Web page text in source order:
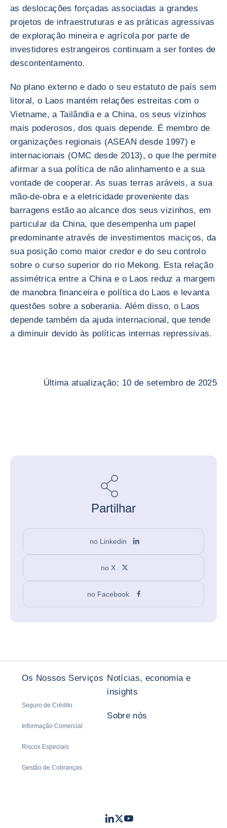
as deslocações forçadas associadas a grandes
projetos de infraestruturas e as práticas agressivas
de exploração mineira e agrícola por parte de
investidores estrangeiros continuam a ser fontes de
descontentamento.
No plano externo e dado o seu estatuto de país sem
litoral, o Laos mantém relações estreitas com o
Vietname, a Tailândia e a China, os seus vizinhos
mais poderosos, dos quais depende. É membro de
organizações regionais (ASEAN desde 1997) e
internacionais (OMC desde 2013), o que lhe permite
afirmar a sua política de não alinhamento e a sua
vontade de cooperar. As suas terras aráveis, a sua
mão-de-obra e a eletricidade proveniente das
barragens estão ao alcance dos seus vizinhos, em
particular da China, que desempenha um papel
predominante através de investimentos maciços, da
sua posição como maior credor e do seu controlo
sobre o curso superior do rio Mekong. Esta relação
assimétrica entre a China e o Laos reduz a margem
de manobra financeira e política do Laos e levanta
questões sobre a soberania. Além disso, o Laos
depende também da ajuda internacional, que tende
a diminuir devido às políticas internas repressivas.
Última atualização: 10 de setembro de 2025
Partilhar
no Linkedin
no X
no Facebook
Os Nossos Serviços
Seguro de Crédito
Informação Comercial
Riscos Especiais
Gestão de Cobranças
Notícias, economia e
insights
Sobre nós
LinkedIn
TwitterYoutube